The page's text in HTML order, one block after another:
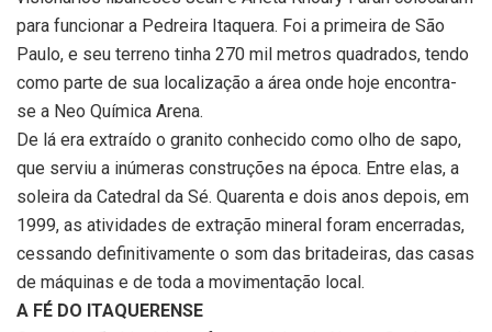
para funcionar a Pedreira Itaquera. Foi a primeira de São
Paulo, e seu terreno tinha 270 mil metros quadrados, tendo
como parte de sua localização a área onde hoje encontra-
se a Neo Química Arena.
De lá era extraído o granito conhecido como olho de sapo,
que serviu a inúmeras construções na época. Entre elas, a
soleira da Catedral da Sé. Quarenta e dois anos depois, em
1999, as atividades de extração mineral foram encerradas,
cessando definitivamente o som das britadeiras, das casas
de máquinas e de toda a movimentação local.
A FÉ DO ITAQUERENSE